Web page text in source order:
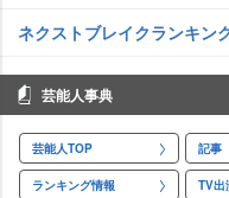
ネクストブレイクランキン
芸能人事典
芸能人TOP 記事
ランキング情報 TV出